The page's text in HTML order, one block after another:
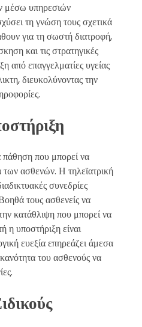
μέσω υπηρεσιών
τη γνώση τους σχετικά
για τη σωστή διατροφή,
και τις στρατηγικές
από επαγγελματίες υγείας
διευκολύνοντας την
πάθηση που μπορεί να
των ασθενών. Η τηλεϊατρική
συνεδρίες
τους ασθενείς να
κατάθλιψη που μπορεί να
η υποστήριξη είναι
ευεξία επηρεάζει άμεσα
του ασθενούς να